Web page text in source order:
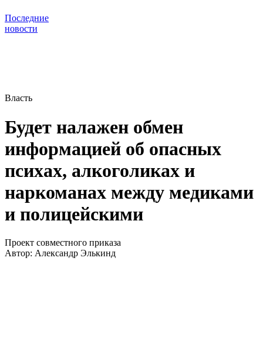
Последние
новости
Власть
Будет налажен обмен
информацией об опасных
психах, алкоголиках и
наркоманах между медиками
и полицейскими
Проект совместного приказа
Автор: Александр Элькинд